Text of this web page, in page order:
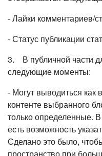
- Лайки комментариев/
- Статус публикации
3. В публичной части
следующие моменты:
- Могут выводиться как
контенте выбранного
только определенные.
есть возможность
Сделано это было,